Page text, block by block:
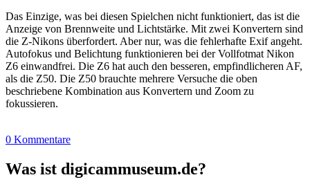
Das Einzige, was bei diesen Spielchen nicht funktioniert, das ist die
Anzeige von Brennweite und Lichtstärke. Mit zwei Konvertern sind
die Z-Nikons überfordert. Aber nur, was die fehlerhafte Exif angeht.
Autofokus und Belichtung funktionieren bei der Vollfotmat Nikon
Z6 einwandfrei. Die Z6 hat auch den besseren, empfindlicheren AF,
als die Z50. Die Z50 brauchte mehrere Versuche die oben
beschriebene Kombination aus Konvertern und Zoom zu
fokussieren.
0 Kommentare
Was ist digicammuseum.de?